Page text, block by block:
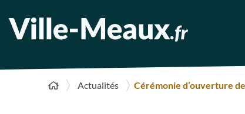
Actualités Cérémonie d’ouverture